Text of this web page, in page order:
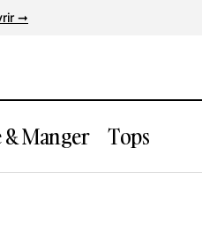
➞
Manger Tops